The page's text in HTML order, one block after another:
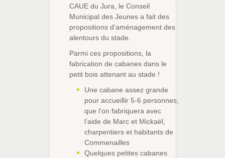
CAUE du Jura, le Conseil
Municipal des Jeunes a fait des
propositions d’aménagement des
alentours du stade.
Parmi ces propositions, la
fabrication de cabanes dans le
petit bois attenant au stade !
Une cabane assez grande
pour accueillir 5-6 personnes,
que l’on fabriquera avec
l’aide de Marc et Mickaël,
charpentiers et habitants de
Commenailles
Quelques petites cabanes